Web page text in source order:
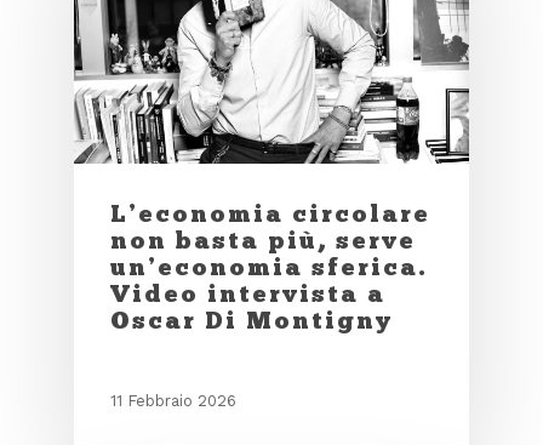
L’economia circolare
non basta più, serve
un’economia sferica.
Video intervista a
Oscar Di Montigny
11 Febbraio 2026